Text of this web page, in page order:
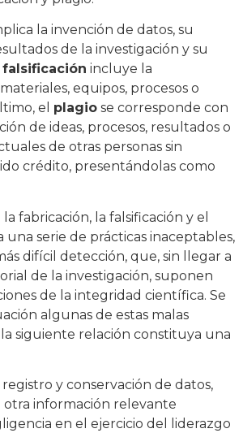
la invención de datos, su
de la investigación y su
falsificación incluye la
equipos, procesos o
el plagio se corresponde con
de ideas, procesos, resultados o
de otras personas sin
crédito, presentándolas como
fabricación, la falsificación y el
una serie de prácticas inaceptables,
difícil detección, que, sin llegar a
de la investigación, suponen
de la integridad científica. Se
algunas de estas malas
la siguiente relación constituya una
y conservación de datos,
otra información relevante
en el ejercicio del liderazgo